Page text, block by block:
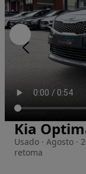
Imagem 1 de 31
Kia
Usado · Agosto ·
retoma